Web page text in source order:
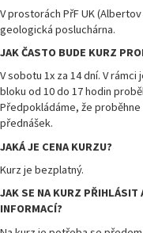
V prostorách PřF UK (Albertov
geologická posluchárna.
JAK ČASTO BUDE KURZ
V sobotu 1x za 14 dní. V
bloku od 10 do 17 hodin
Předpokládáme, že proběhne
přednášek.
JAKÁ JE CENA KURZU?
Kurz je bezplatný.
JAK SE NA KURZ PŘIHLÁSIT
INFORMACÍ?